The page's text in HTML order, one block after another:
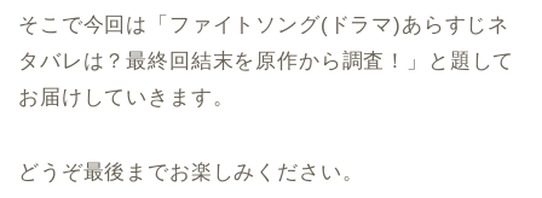
そこで今回は「ファイトソング(ドラマ)あらすじネ
タバレは？最終回結末を原作から調査！」と題して
お届けしていきます。
どうぞ最後までお楽しみください。